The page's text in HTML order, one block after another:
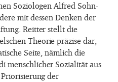
Soziologen Alfred Sohn-
mit dessen Denken der
Reitter stellt die
Theorie präzise dar,
Seite, nämlich die
menschlicher Sozialität aus
der